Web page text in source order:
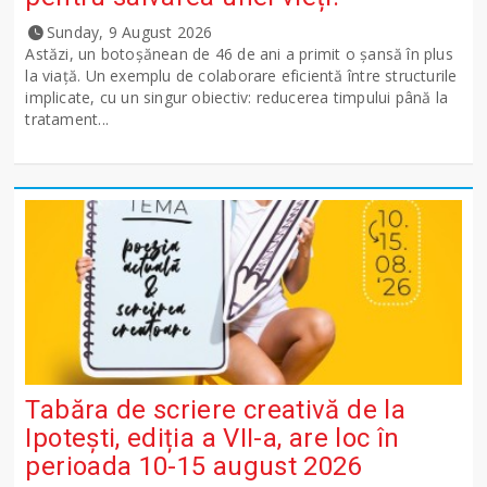
Sunday, 9 August 2026
Astăzi, un botoșănean de 46 de ani a primit o șansă în plus
la viață. Un exemplu de colaborare eficientă între structurile
implicate, cu un singur obiectiv: reducerea timpului până la
tratament...
Tabăra de scriere creativă de la
Ipotești, ediția a VII-a, are loc în
perioada 10-15 august 2026